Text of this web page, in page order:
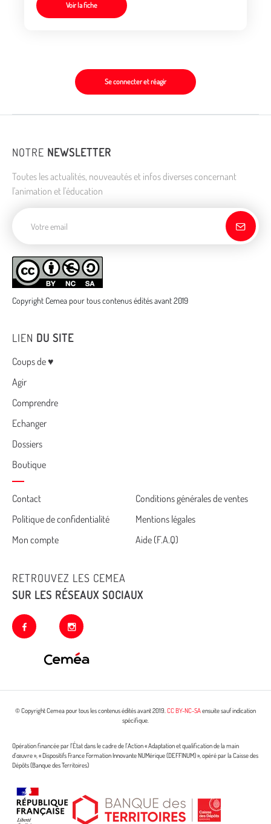
Voir la fiche
Se connecter et réagir
NOTRE NEWSLETTER
Toutes les actualités, nouveautés et infos diverses concernant
l'animation et l'éducation
Copyright Cemea pour tous contenus édités avant 2019
LIEN DU SITE
Menu
Coups de ♥
Agir
Comprendre
Echanger
Dossiers
Boutique
Cemea
footer
Contact
Conditions générales de ventes
Politique de confidentialité
Mentions légales
Mon compte
Aide (F.A.Q)
RETROUVEZ LES CEMEA
SUR LES RÉSEAUX SOCIAUX
facebook instagram
© Copyright Cemea pour tous les contenus édités avant 2019.CC BY-NC-SAensuite sauf indication
spécifique.
Opération financée par l’État dans le cadre de l’Action « Adaptation et qualification de la main
d’œuvre », « Dispositifs France Formation Innovante NUMérique (DEFFINUM) », opéré par la Caisse des
Dépôts (Banque des Territoires)